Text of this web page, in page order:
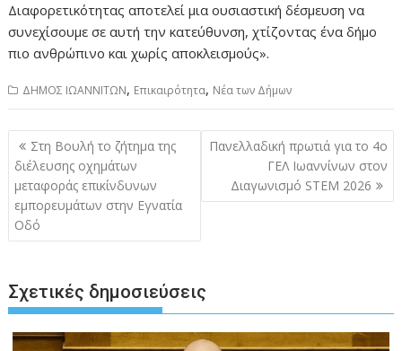
Διαφορετικότητας αποτελεί μια ουσιαστική δέσμευση να
συνεχίσουμε σε αυτή την κατεύθυνση, χτίζοντας ένα δήμο
πιο ανθρώπινο και χωρίς αποκλεισμούς».
ΔΗΜΟΣ ΙΩΑΝΝΙΤΩΝ, Επικαιρότητα, Νέα των Δήμων
Πλοήγηση
άρθρων
Στη Βουλή το ζήτημα της
διέλευσης οχημάτων
μεταφοράς επικίνδυνων
εμπορευμάτων στην Εγνατία
Οδό
Πανελλαδική πρωτιά για το 4ο
ΓΕΛ Ιωαννίνων στον
Διαγωνισμό STEM 2026
Σχετικές δημοσιεύσεις